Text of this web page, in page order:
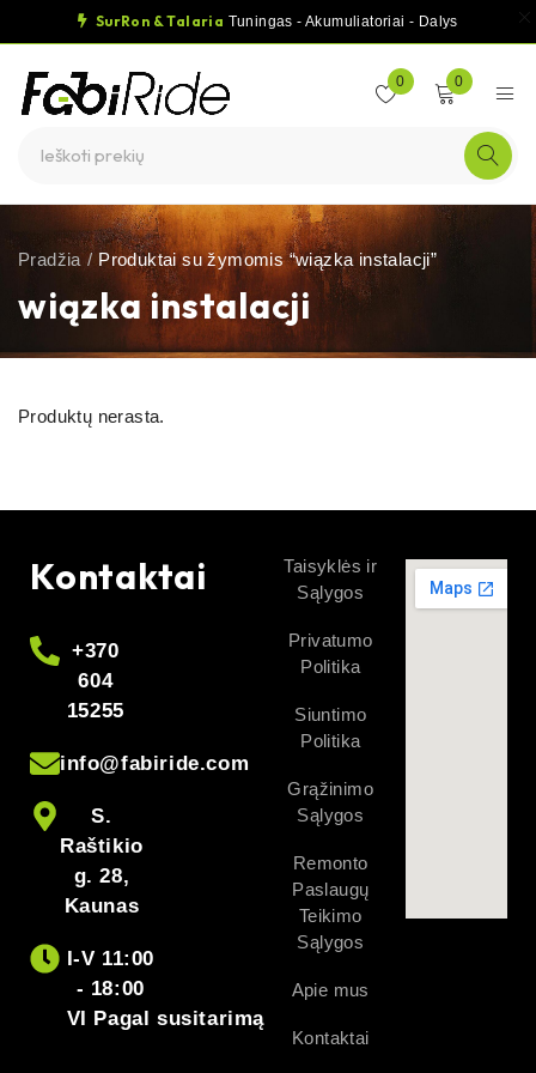
SurRon & Talaria Tuningas - Akumuliatoriai - Dalys
0 0
wiązka instalacji
Pradžia / Produktai su žymomis “wiązka instalacji”
Produktų nerasta.
Kontaktai
+370
604
15255
info@fabiride.com
S.
Raštikio
g. 28,
Kaunas
I-V 11:00
- 18:00
VI Pagal susitarimą
Taisyklės ir
Sąlygos
Privatumo
Politika
Siuntimo
Politika
Grąžinimo
Sąlygos
Remonto
Paslaugų
Teikimo
Sąlygos
Apie mus
Kontaktai